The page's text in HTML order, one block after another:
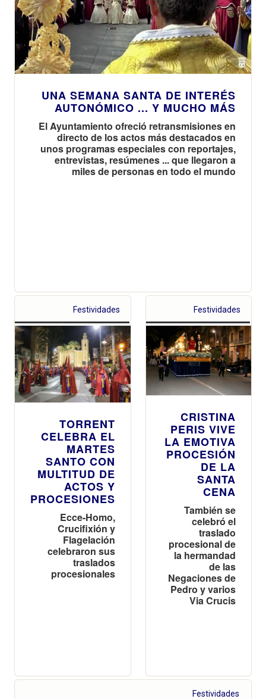
UNA SEMANA SANTA DE INTERÉS
AUTONÓMICO ... Y MUCHO MÁS
El Ayuntamiento ofreció retransmisiones en
directo de los actos más destacados en
unos programas especiales con reportajes,
entrevistas, resúmenes ... que llegaron a
miles de personas en todo el mundo
Festividades
TORRENT
CELEBRA EL
MARTES
SANTO CON
MULTITUD DE
ACTOS Y
PROCESIONES
Ecce-Homo,
Crucifixión y
Flagelación
celebraron sus
traslados
procesionales
Festividades
CRISTINA
PERIS VIVE
LA EMOTIVA
PROCESIÓN
DE LA
SANTA
CENA
También se
celebró el
traslado
procesional de
la hermandad
de las
Negaciones de
Pedro y varios
Via Crucis
Festividades